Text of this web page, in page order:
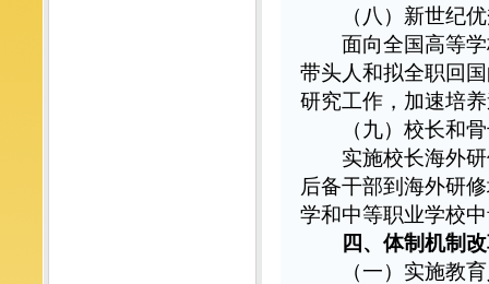
（八）新世纪
面向全国高等学
带头人和拟全职回
研究工作，加速培
（九）校长和
实施校长海外研
后备干部到海外研
学和中等职业学校
四、体制机制
（一）实施教